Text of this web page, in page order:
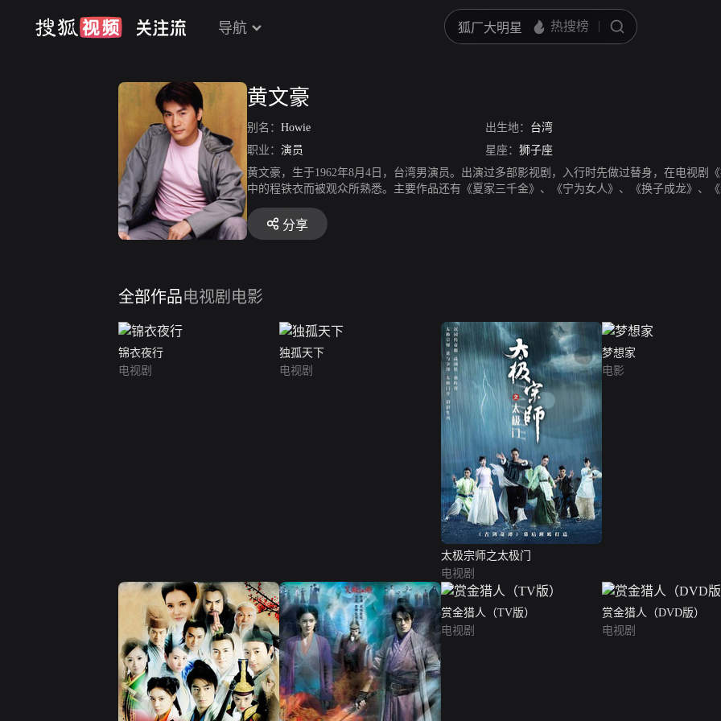
导航
黄文豪
别名： Howie 出生地： 台湾
职业： 演员 星座： 狮子座
黄文豪，生于1962年8月4日，台湾男演员。出演过多部影视剧，入行时先做过替身，在电视
中的程铁衣而被观众所熟悉。主要作品还有《夏家三千金》、《宁为女人》、《换子成龙》、
分享
全部作品电视剧 电影
锦衣夜行
电视剧
独孤天下
电视剧
太极宗师之太极门
电视剧
梦想家
电影
赏金猎人（TV版）
电视剧
赏金猎人（DVD版）
电视剧